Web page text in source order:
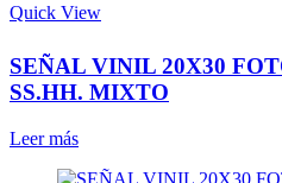
Quick View
SEÑAL VINIL 20X30
SS.HH. MIXTO
Leer más